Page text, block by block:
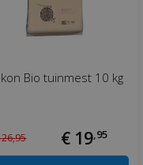
Bio tuinmest 10 kg
26,95 € 19, 95